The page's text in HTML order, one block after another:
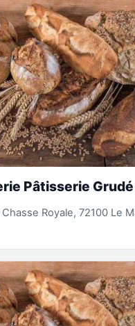
Pâtisserie Grudé
Royale, 72100 Le